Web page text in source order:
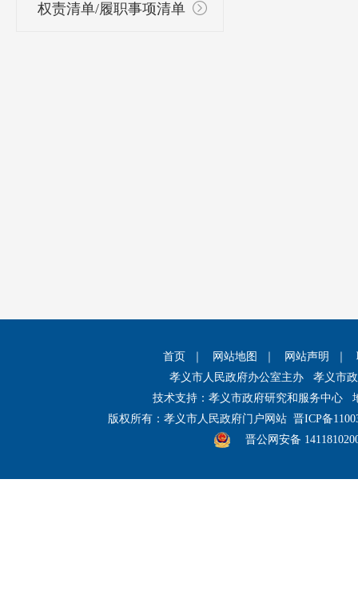
权责清单/履职事项清单
首页 网站地图 网站声明
孝义市人民政府办公室主办 孝义市
技术支持：孝义市政府研究和服务中心
版权所有：孝义市人民政府门户网站 晋ICP备
晋公网安备